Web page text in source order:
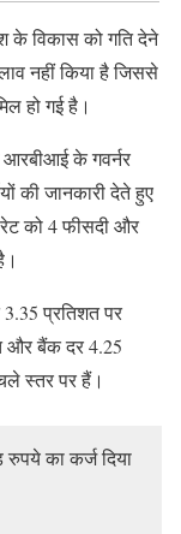
के विकास को गति देने
नहीं किया है जिससे
हो गई है।
आरबीआई के गवर्नर
की जानकारी देते हुए
को 4 फीसदी और
3.35 प्रतिशत पर
और बैंक दर 4.25
स्तर पर हैं।
रुपये का कर्ज दिया